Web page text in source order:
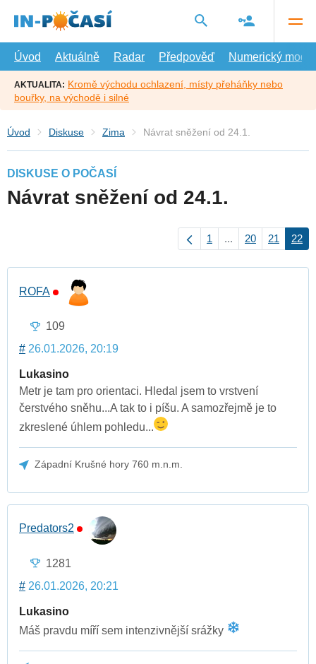
hlavní
Úvod
Aktuálně Radar Předpověď Numerický model
AKTUALITA: Kromě východu ochlazení, místy přeháňky nebo
bouřky, na východě i silné
Úvod Diskuse Zima Návrat sněžení od 24.1.
DISKUSE O POČASÍ
Návrat sněžení od 24.1.
1 ... 20 21 22
ROFA
109
# 26.01.2026, 20:19
Lukasino
Metr je tam pro orientaci. Hledal jsem to vrstvení
čerstvého sněhu...A tak to i píšu. A samozřejmě je to
zkreslené úhlem pohledu...
Západní Krušné hory 760 m.n.m.
Predators2
1281
# 26.01.2026, 20:21
Lukasino
Máš pravdu míří sem intenzivnější srážky